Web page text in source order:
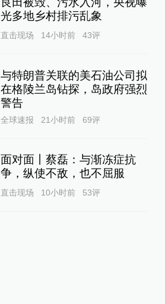
光多地乡村排污乱象
直击现场 14小时前 43评
与特朗普关联的美石油公司拟
在格陵兰岛钻探，岛政府强烈
警告
全球速报 21小时前 69评
面对面丨蔡磊：与渐冻症抗
争，纵使不敌，也不屈服
直击现场 10小时前 53评